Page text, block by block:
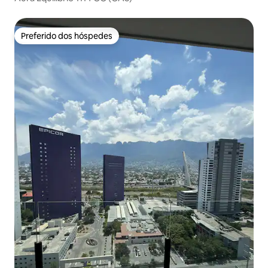
Preferido dos hóspedes
Preferido dos hóspedes